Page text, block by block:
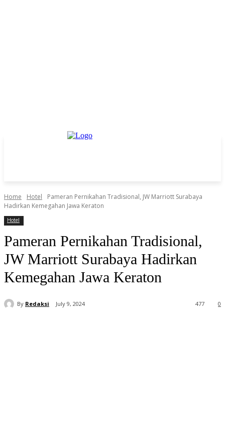
Home Hotel
Pameran Pernikahan Tradisional, JW Marriott Surabaya
Hadirkan Kemegahan Jawa Keraton
Hotel
Pameran Pernikahan Tradisional,
JW Marriott Surabaya Hadirkan
Kemegahan Jawa Keraton
By Redaksi July 9, 2024 0
477